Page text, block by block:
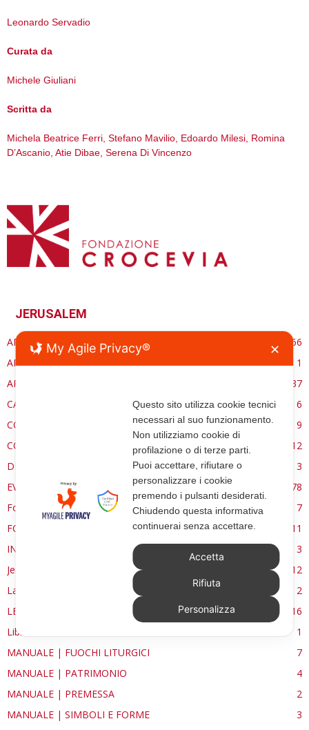
Leonardo Servadio
Curata da
Michele Giuliani
Scritta da
Michela Beatrice Ferri, Stefano Mavilio, Edoardo Milesi, Romina
D’Ascanio, Atie Dibae, Serena Di Vincenzo
JERUSALEM
ARCHITETTURA
66
ARCHITETTURASACRA.ORG
1
ARTE
37
CARE ECCLESSIA
6
CONSERVAZIONE
9
CONTROCANTO
12
DE RE AEDIFICATORIA
3
EVENTI
78
Forma, spazio e ordine
7
FORMAZIONE
11
INTERVIEW
3
Jerusalem
12
La Materia e l'Immagine
2
LETTURE
16
Libri
1
MANUALE | FUOCHI LITURGICI
7
MANUALE | PATRIMONIO
4
MANUALE | PREMESSA
2
MANUALE | SIMBOLI E FORME
3
My Agile Privacy® ✕
Questo sito utilizza cookie tecnici
necessari al suo funzionamento.
Non utilizziamo cookie di
profilazione o di terze parti.
Puoi accettare, rifiutare o
personalizzare i cookie
premendo i pulsanti desiderati.
Chiudendo questa informativa
continuerai senza accettare.
Accetta
Rifiuta
Personalizza